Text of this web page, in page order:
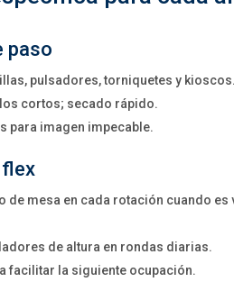
paso
pulsadores, torniquetes y kioscos.
cortos; secado rápido.
para imagen impecable.
de mesa en cada rotación cuando es
de altura en rondas diarias.
facilitar la siguiente ocupación.